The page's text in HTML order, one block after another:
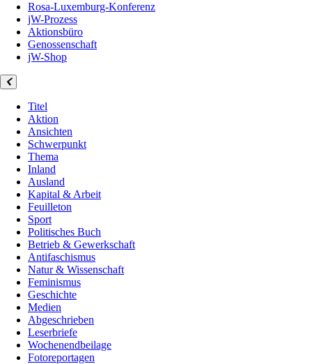
Rosa-Luxemburg-Konferenz
jW-Prozess
Aktionsbüro
Genossenschaft
jW-Shop
Titel
Aktion
Ansichten
Schwerpunkt
Thema
Inland
Ausland
Kapital & Arbeit
Feuilleton
Sport
Politisches Buch
Betrieb & Gewerkschaft
Antifaschismus
Natur & Wissenschaft
Feminismus
Geschichte
Medien
Abgeschrieben
Leserbriefe
Wochenendbeilage
Fotoreportagen